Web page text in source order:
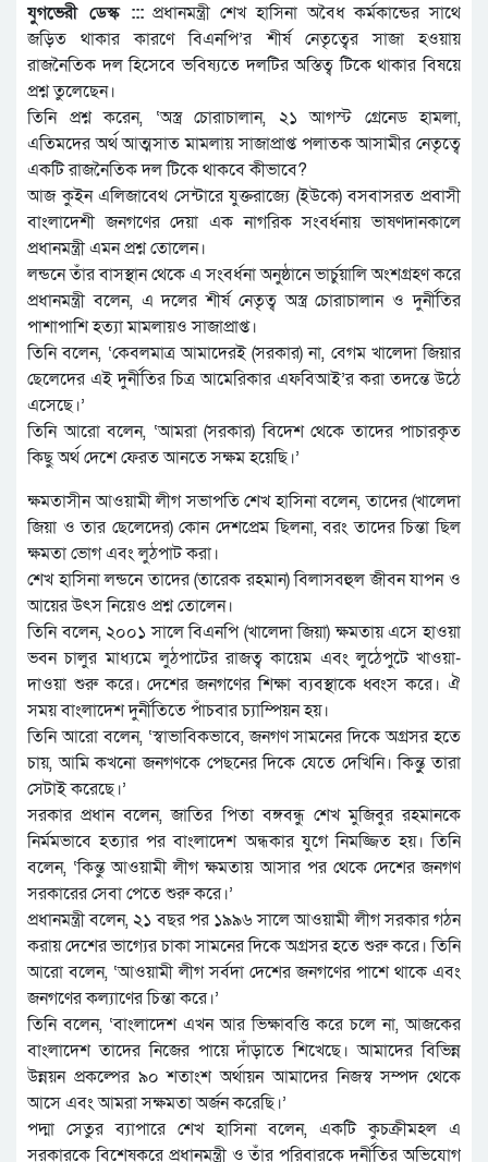
যুগভেরী ডেস্ক :::প্রধানমন্ত্রী শেখ হাসিনা অবৈধ কর্মকান্ডের সাথে
জড়িত থাকার কারণে বিএনপি’র শীর্ষ নেতৃত্বের সাজা হওয়ায়
রাজনৈতিক দল হিসেবে ভবিষ্যতে দলটির অস্তিত্ব টিকে থাকার বিষয়ে
প্রশ্ন তুলেছেন।
তিনি প্রশ্ন করেন, ‘অস্ত্র চোরাচালান, ২১ আগস্ট গ্রেনেড হামলা,
এতিমদের অর্থ আত্মসাত মামলায় সাজাপ্রাপ্ত পলাতক আসামীর নেতৃত্বে
একটি রাজনৈতিক দল টিকে থাকবে কীভাবে?
আজ কুইন এলিজাবেথ সেন্টারে যুক্তরাজ্যে (ইউকে) বসবাসরত প্রবাসী
বাংলাদেশী জনগণের দেয়া এক নাগরিক সংবর্ধনায় ভাষণদানকালে
প্রধানমন্ত্রী এমন প্রশ্ন তোলেন।
লন্ডনে তাঁর বাসস্থান থেকে এ সংবর্ধনা অনুষ্ঠানে ভার্চুয়ালি অংশগ্রহণ করে
প্রধানমন্ত্রী বলেন, এ দলের শীর্ষ নেতৃত্ব অস্ত্র চোরাচালান ও দুর্নীতির
পাশাপাশি হত্যা মামলায়ও সাজাপ্রাপ্ত।
তিনি বলেন, ‘কেবলমাত্র আমাদেরই (সরকার) না, বেগম খালেদা জিয়ার
ছেলেদের এই দুর্নীতির চিত্র আমেরিকার এফবিআই’র করা তদন্তে উঠে
এসেছে।’
তিনি আরো বলেন, ‘আমরা (সরকার) বিদেশ থেকে তাদের পাচারকৃত
কিছু অর্থ দেশে ফেরত আনতে সক্ষম হয়েছি।’
ক্ষমতাসীন আওয়ামী লীগ সভাপতি শেখ হাসিনা বলেন, তাদের (খালেদা
জিয়া ও তার ছেলেদের) কোন দেশপ্রেম ছিলনা, বরং তাদের চিন্তা ছিল
ক্ষমতা ভোগ এবং লুঠপাট করা।
শেখ হাসিনা লন্ডনে তাদের (তারেক রহমান) বিলাসবহুল জীবন যাপন ও
আয়ের উৎস নিয়েও প্রশ্ন তোলেন।
তিনি বলেন, ২০০১ সালে বিএনপি (খালেদা জিয়া) ক্ষমতায় এসে হাওয়া
ভবন চালুর মাধ্যমে লুঠপাটের রাজত্ব কায়েম এবং লুঠেপুটে খাওয়া-
দাওয়া শুরু করে। দেশের জনগণের শিক্ষা ব্যবস্থাকে ধ্বংস করে। ঐ
সময় বাংলাদেশ দুর্নীতিতে পাঁচবার চ্যাম্পিয়ন হয়।
তিনি আরো বলেন, ‘স্বাভাবিকভাবে, জনগণ সামনের দিকে অগ্রসর হতে
চায়, আমি কখনো জনগণকে পেছনের দিকে যেতে দেখিনি। কিন্তুু তারা
সেটাই করেছে।’
সরকার প্রধান বলেন, জাতির পিতা বঙ্গবন্ধু শেখ মুজিবুর রহমানকে
নির্মমভাবে হত্যার পর বাংলাদেশ অন্ধকার যুগে নিমজ্জিত হয়। তিনি
বলেন, ‘কিন্তু আওয়ামী লীগ ক্ষমতায় আসার পর থেকে দেশের জনগণ
সরকারের সেবা পেতে শুরু করে।’
প্রধানমন্ত্রী বলেন, ২১ বছর পর ১৯৯৬ সালে আওয়ামী লীগ সরকার গঠন
করায় দেশের ভাগ্যের চাকা সামনের দিকে অগ্রসর হতে শুরু করে। তিনি
আরো বলেন, ‘আওয়ামী লীগ সর্বদা দেশের জনগণের পাশে থাকে এবং
জনগণের কল্যাণের চিন্তা করে।’
তিনি বলেন, ‘বাংলাদেশ এখন আর ভিক্ষাবত্তি করে চলে না, আজকের
বাংলাদেশ তাদের নিজের পায়ে দাঁড়াতে শিখেছে। আমাদের বিভিন্ন
উন্নয়ন প্রকল্পের ৯০ শতাংশ অর্থায়ন আমাদের নিজস্ব সম্পদ থেকে
আসে এবং আমরা সক্ষমতা অর্জন করেছি।’
পদ্মা সেতুর ব্যাপারে শেখ হাসিনা বলেন, একটি কুচক্রীমহল এ
সরকারকে বিশেষকরে প্রধানমন্ত্রী ও তাঁর পরিবারকে দুর্নীতির অভিযোগ